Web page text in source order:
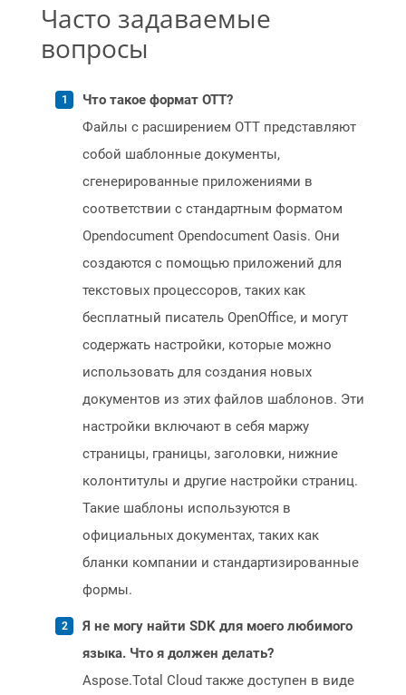
Часто задаваемые
вопросы
Что такое формат OTT?
Файлы с расширением OTT представляют
собой шаблонные документы,
сгенерированные приложениями в
соответствии с стандартным форматом
Opendocument Opendocument Oasis. Они
создаются с помощью приложений для
текстовых процессоров, таких как
бесплатный писатель OpenOffice, и могут
содержать настройки, которые можно
использовать для создания новых
документов из этих файлов шаблонов. Эти
настройки включают в себя маржу
страницы, границы, заголовки, нижние
колонтитулы и другие настройки страниц.
Такие шаблоны используются в
официальных документах, таких как
бланки компании и стандартизированные
формы.
Я не могу найти SDK для моего любимого
языка. Что я должен делать?
Aspose.Total Cloud также доступен в виде